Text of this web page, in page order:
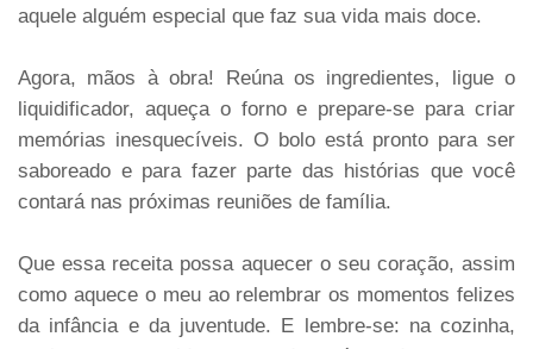
aquele alguém especial que faz sua vida mais doce.
Agora, mãos à obra! Reúna os ingredientes, ligue o
liquidificador, aqueça o forno e prepare-se para criar
memórias inesquecíveis. O bolo está pronto para ser
saboreado e para fazer parte das histórias que você
contará nas próximas reuniões de família.
Que essa receita possa aquecer o seu coração, assim
como aquece o meu ao relembrar os momentos felizes
da infância e da juventude. E lembre-se: na cozinha,